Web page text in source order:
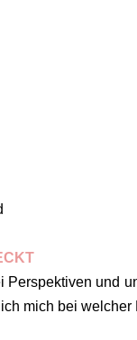
Perspektiven und
mich bei welcher